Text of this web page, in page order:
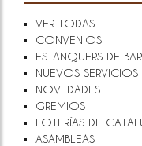
VER TODAS
CONVENIOS
ESTANQUERS DE
NUEVOS
NOVEDADES
GREMIOS
LOTERÍAS DE
ASAMBLEAS